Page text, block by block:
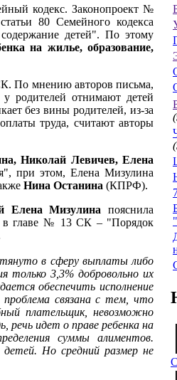
кодекс. Законопроект №
80 Семейного кодекса
детей". По этому
на жилье, образование,
По мнению авторов письма,
родителей отнимают детей
без вины родителей, из-за
труда, считают авторы
Николай Левичев, Елена
при этом, Елена Мизулина
Нина Останина (КПРФ).
Елена Мизулина пояснила
в главе № 13 СК – "Порядок
в сферу выплаты либо
только 3,3% добровольно их
обеспечить исполнение
связана с тем, что
плательщик, невозможно
речь идет о праве ребенка на
суммы алиментов.
Но средний размер не
(
(